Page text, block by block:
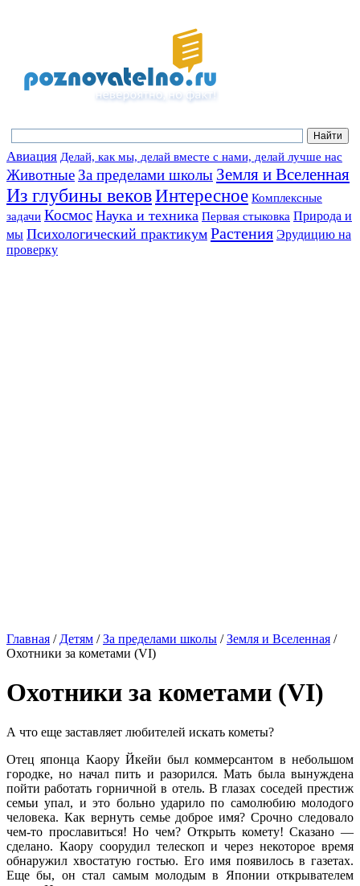
Авиация Делай, как мы, делай вместе с нами, делай лучше нас
Животные За пределами школы Земля и Вселенная
Из глубины вековИнтересное Комплексные
задачи Космос Наука и техника Первая стыковка Природа и
мы Психологический практикум Растения Эрудицию на
проверку
Главная / Детям /За пределами школы /Земля и Вселенная /
Охотники за кометами (VI)
Охотники за кометами (VI)
А что еще заставляет любителей искать кометы?
Отец японца Каору Йкейи был коммерсантом в небольшом
городке, но начал пить и разорился. Мать была вынуждена
пойти работать горничной в отель. В глазах соседей престиж
семьи упал, и это больно ударило по самолюбию молодого
человека. Как вернуть семье доброе имя? Срочно следовало
чем-то прославиться! Но чем? Открыть комету! Сказано —
сделано. Каору соорудил телескоп и через некоторое время
обнаружил хвостатую гостью. Его имя появилось в газетах.
Еще бы, он стал самым молодым в Японии открывателем